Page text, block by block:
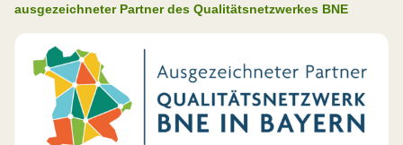
ausgezeichneter Partner des Qualitätsnetzwerkes BNE